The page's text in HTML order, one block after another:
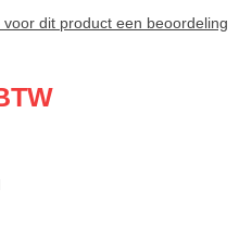
voor dit product een beoordeling